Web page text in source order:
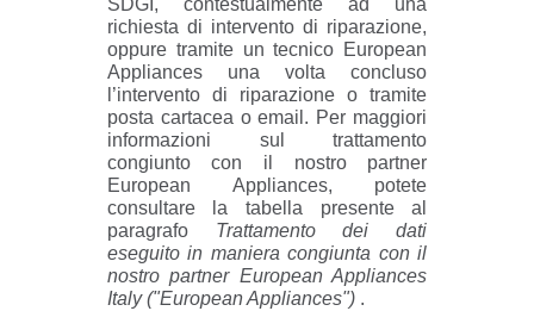
SDGI, contestualmente ad una
richiesta di intervento di riparazione,
oppure tramite un tecnico European
Appliances una volta concluso
l’intervento di riparazione o tramite
posta cartacea o email. Per maggiori
informazioni sul trattamento
congiunto con il nostro partner
European Appliances, potete
consultare la tabella presente al
paragrafo Trattamento dei dati
eseguito in maniera congiunta con il
nostro partner European Appliances
Italy ("European Appliances") .